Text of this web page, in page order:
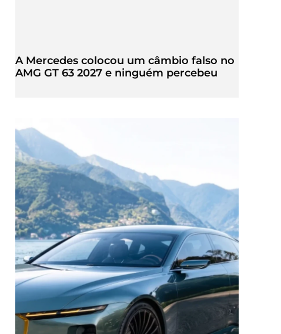
A Mercedes colocou um câmbio falso no
AMG GT 63 2027 e ninguém percebeu